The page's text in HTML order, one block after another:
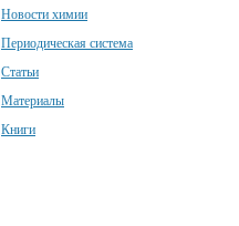
Новости химии
Периодическая система
Статьи
Материалы
Книги